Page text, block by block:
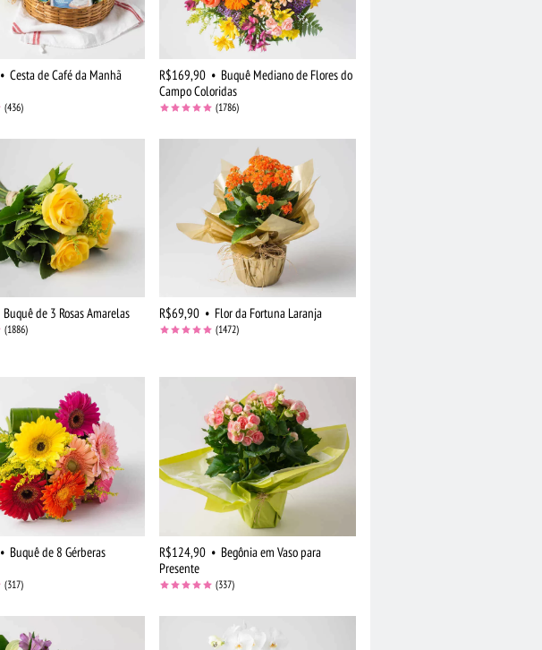
• Cesta de Café da Manhã
(436)
R$169,90 • Buquê Mediano de Flores do
Campo Coloridas
(1786)
Buquê de 3 Rosas Amarelas
(1886)
R$69,90 • Flor da Fortuna Laranja
(1472)
• Buquê de 8 Gérberas
(317)
R$124,90 • Begônia em Vaso para
Presente
(337)